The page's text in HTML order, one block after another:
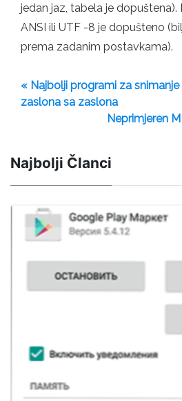
jedan jaz, tabela je
ANSI ili UTF -8 je dopušteno
prema zadanim postavkama).
« Najbolji programi za
zaslona sa zaslona
Neprimjeren
Najbolji Članci